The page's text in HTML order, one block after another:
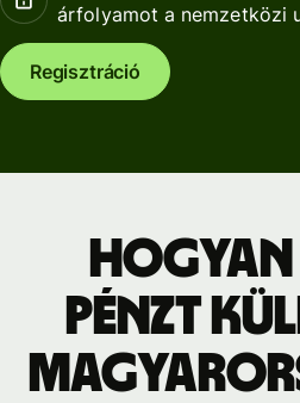
árfolyamot a nemzetközi
Regisztráció
pénzt